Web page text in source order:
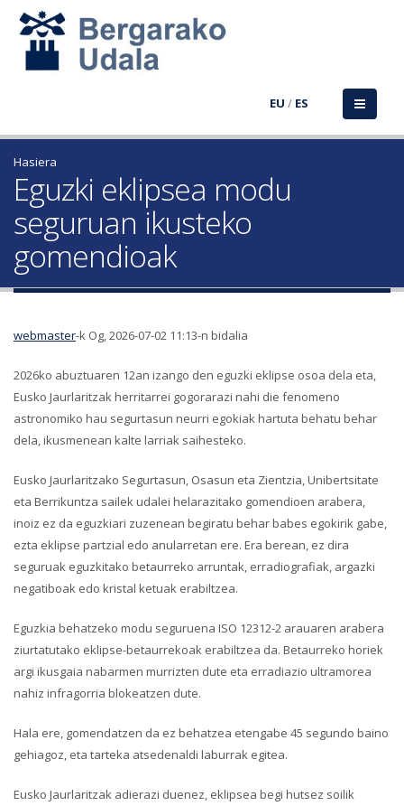
EU / ES
Hasiera
Eguzki eklipsea modu
seguruan ikusteko
gomendioak
webmaster-k Og, 2026-07-02 11:13-n bidalia
2026ko abuztuaren 12an izango den eguzki eklipse osoa dela eta,
Eusko Jaurlaritzak herritarrei gogorarazi nahi die fenomeno
astronomiko hau segurtasun neurri egokiak hartuta behatu behar
dela, ikusmenean kalte larriak saihesteko.
Eusko Jaurlaritzako Segurtasun, Osasun eta Zientzia, Unibertsitate
eta Berrikuntza sailek udalei helarazitako gomendioen arabera,
inoiz ez da eguzkiari zuzenean begiratu behar babes egokirik gabe,
ezta eklipse partzial edo anularretan ere. Era berean, ez dira
seguruak eguzkitako betaurreko arruntak, erradiografiak, argazki
negatiboak edo kristal ketuak erabiltzea.
Eguzkia behatzeko modu seguruena ISO 12312-2 arauaren arabera
ziurtatutako eklipse-betaurrekoak erabiltzea da. Betaurreko horiek
argi ikusgaia nabarmen murrizten dute eta erradiazio ultramorea
nahiz infragorria blokeatzen dute.
Hala ere, gomendatzen da ez behatzea etengabe 45 segundo baino
gehiagoz, eta tarteka atsedenaldi laburrak egitea.
Eusko Jaurlaritzak adierazi duenez, eklipsea begi hutsez soilik